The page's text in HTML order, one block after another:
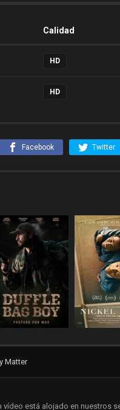
Calidad
HD
HD
Facebook Twitter
Matter
vídeo está alojado en nuestros